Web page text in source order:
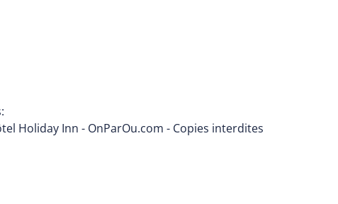
Holiday Inn - OnParOu.com - Copies interdites